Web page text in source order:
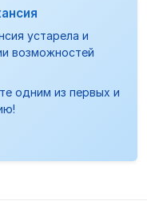
устарела и
возможностей
одним из первых и